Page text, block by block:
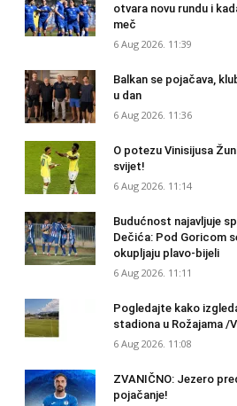
otvara novu rundu i
meč
6 Aug 2026. 11:39
Balkan se pojačava,
u dan
6 Aug 2026. 11:36
O potezu Vinisijusa
svijet!
6 Aug 2026. 11:14
Budućnost najavljuje
Dečića: Pod Goricom
okupljaju plavo-bijeli
6 Aug 2026. 11:11
Pogledajte kako
stadiona u Rožajama /
6 Aug 2026. 11:08
ZVANIČNO: Jezero
pojačanje!